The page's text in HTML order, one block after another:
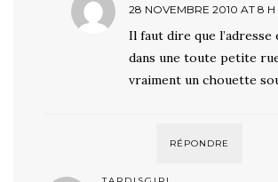
28 NOVEMBRE 2010 AT 8 H
Il faut dire que l’adresse
dans une toute petite
vraiment un chouette
RÉPONDRE